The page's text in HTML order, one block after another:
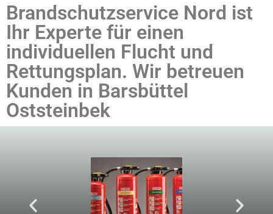
Brandschutzservice Nord ist
Ihr Experte für einen
individuellen Flucht und
Rettungsplan. Wir betreuen
Kunden in Barsbüttel
Oststeinbek